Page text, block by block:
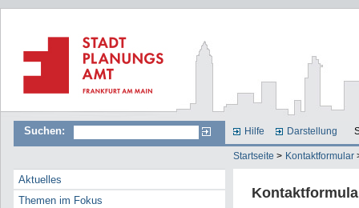
Suchen: Hilfe Darstellung
Startseite > Kontaktformular
Aktuelles
Themen im Fokus